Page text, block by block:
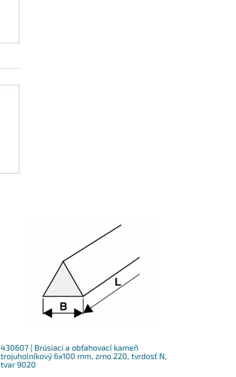
430607 | Brúsiaci a obťahovací kameň
trojuholníkový 6x100 mm, zrno 220, tvrdosť N,
tvar 9020